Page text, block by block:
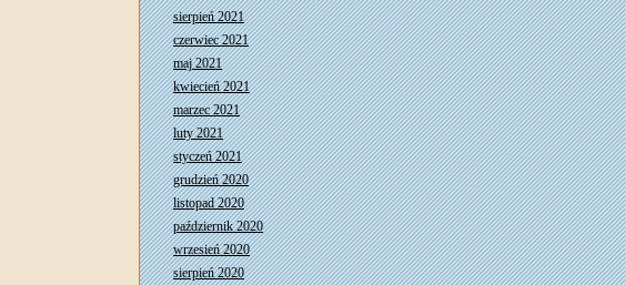
sierpień 2021
czerwiec 2021
maj 2021
kwiecień 2021
marzec 2021
luty 2021
styczeń 2021
grudzień 2020
listopad 2020
październik 2020
wrzesień 2020
sierpień 2020